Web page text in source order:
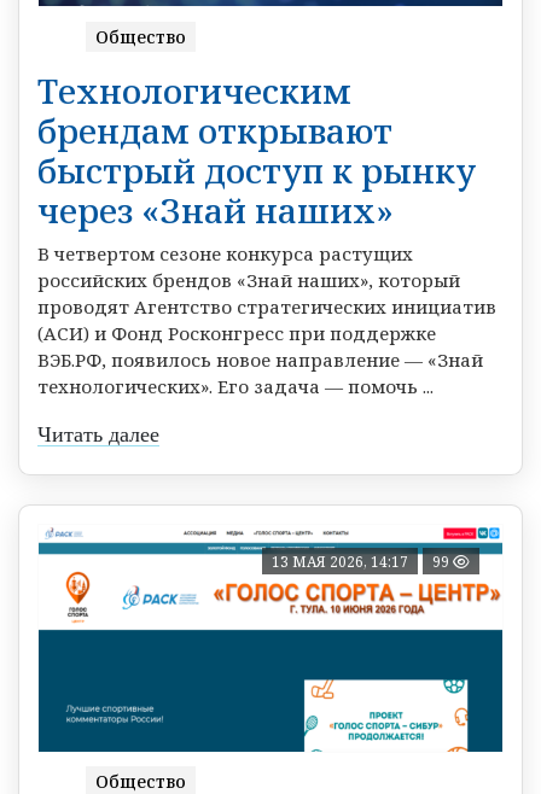
Общество
Технологическим
брендам открывают
быстрый доступ к рынку
через «Знай наших»
В четвертом сезоне конкурса растущих
российских брендов «Знай наших», который
проводят Агентство стратегических инициатив
(АСИ) и Фонд Росконгресс при поддержке
ВЭБ.РФ, появилось новое направление — «Знай
технологических». Его задача — помочь ...
Читать далее
13 МАЯ 2026, 14:17 99
Общество